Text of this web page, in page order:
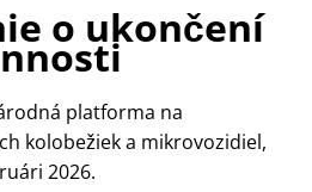
o ukončení
platforma na
kolobežiek a mikrovozidiel,
2026.